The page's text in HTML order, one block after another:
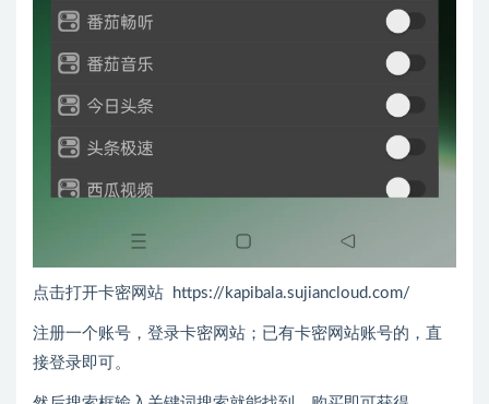
点击打开卡密网站 https://kapibala.sujiancloud.com/
注册一个账号，登录卡密网站；已有卡密网站账号的，直
接登录即可。